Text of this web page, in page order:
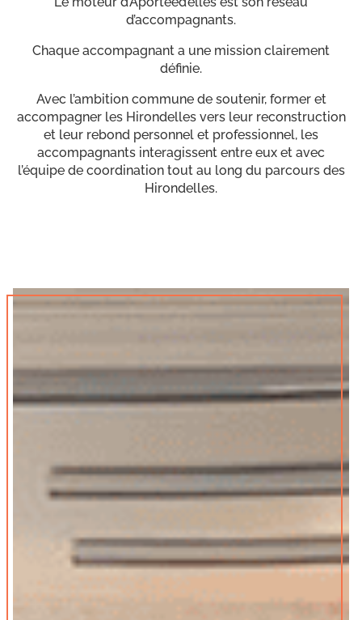
d’accompagnants.
Chaque accompagnant a une mission clairement
définie.
Avec l’ambition commune de soutenir, former et
accompagner les Hirondelles vers leur reconstruction
et leur rebond personnel et professionnel, les
accompagnants interagissent entre eux et avec
l’équipe de coordination tout au long du parcours des
Hirondelles.